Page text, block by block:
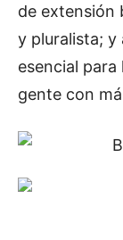
de extensión
y pluralista; y
esencial para
gente con